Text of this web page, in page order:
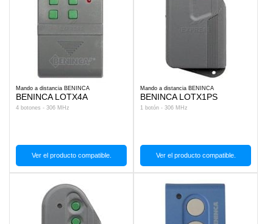
Mando a distancia BENINCA
BENINCA LOTX4A
4 botones - 306 MHz
Ver el producto compatible.
Mando a distancia BENINCA
BENINCA LOTX1PS
1 botón - 306 MHz
Ver el producto compatible.